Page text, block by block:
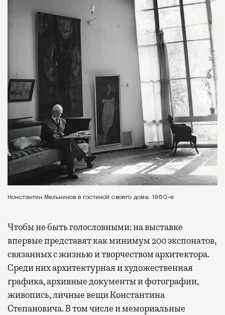
Константин Мельников в гостиной своего дома. 1960-е
Чтобы не быть голословными: на выставке
впервые представят как минимум 200 экспонатов,
связанных с жизнью и творчеством архитектора.
Среди них архитектурная и художественная
графика, архивные документы и фотографии,
живопись, личные вещи Константина
Степановича. В том числе и мемориальные